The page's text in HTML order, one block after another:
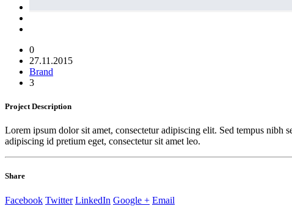
0
27.11.2015
Brand
3
Project Description
Lorem ipsum dolor sit amet, consectetur adipiscing elit. Sed tempus nibh
adipiscing id pretium eget, consectetur sit amet leo.
Share
Facebook Twitter LinkedIn Google + Email